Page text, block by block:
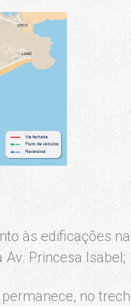
às edificações
Princesa Isabel;
no